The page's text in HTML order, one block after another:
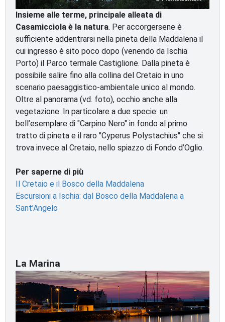
Insieme alle terme, principale alleata di
Casamicciola è la natura. Per accorgersene è
sufficiente addentrarsi nella pineta della Maddalena il
cui ingresso è sito poco dopo (venendo da Ischia
Porto) il Parco termale Castiglione. Dalla pineta è
possibile salire fino alla collina del Cretaio in uno
scenario paesaggistico-ambientale unico al mondo.
Oltre al panorama (vd. foto), occhio anche alla
vegetazione. In particolare a due specie: un
bell’esemplare di "Carpino Nero" in fondo al primo
tratto di pineta e il raro "Cyperus Polystachius" che si
trova invece al Cretaio, nello spiazzo di Fondo d’Oglio.
Per saperne di più
Il Cretaio e il Bosco della Maddalena
Escursioni a Ischia: dal Bosco della Maddalena a
Sant’Angelo
La Marina